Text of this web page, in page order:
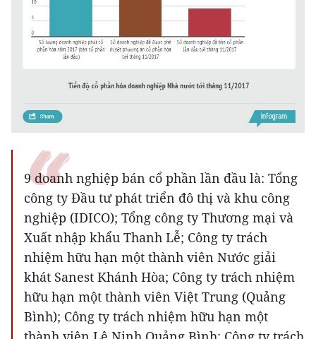
9 doanh nghiệp bán cổ phần lần đầu là: Tổng
công ty Đầu tư phát triển đô thị và khu công
nghiệp (IDICO); Tổng công ty Thương mại và
Xuất nhập khẩu Thanh Lễ; Công ty trách
nhiệm hữu hạn một thành viên Nước giải
khát Sanest Khánh Hòa; Công ty trách nhiệm
hữu hạn một thành viên Việt Trung (Quảng
Bình); Công ty trách nhiệm hữu hạn một